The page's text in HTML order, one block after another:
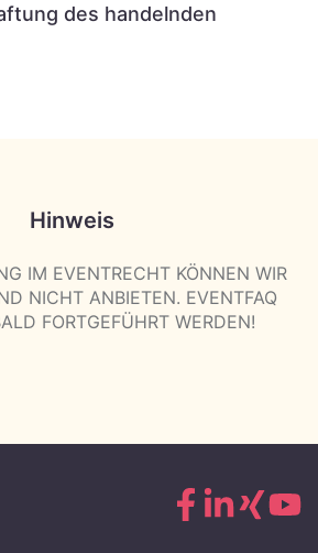
des handelnden
Hinweis
IM EVENTRECHT KÖNNEN WIR
NICHT ANBIETEN. EVENTFAQ
FORTGEFÜHRT WERDEN!